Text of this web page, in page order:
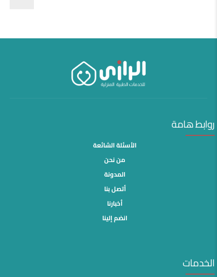
روابط هامة
الأسئلة الشائعة
من نحن
المدونة
أتصل بنا
أخبارنا
انضم إلينا
الخدمات